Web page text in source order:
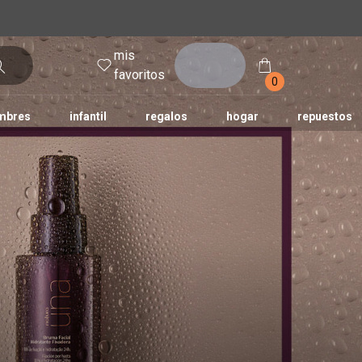
mis
favoritos
0
infantil regalos hogar repuestos
tododiaunahumor